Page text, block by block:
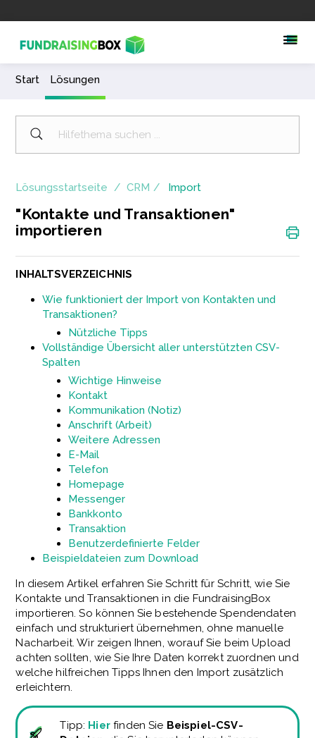
Start Lösungen
Lösungsstartseite CRM Import
"Kontakte und Transaktionen"
importieren
INHALTSVERZEICHNIS
Wie funktioniert der Import von Kontakten und
Transaktionen?
Nützliche Tipps
Vollständige Übersicht aller unterstützten CSV-
Spalten
Wichtige Hinweise
Kontakt
Kommunikation (Notiz)
Anschrift (Arbeit)
Weitere Adressen
E-Mail
Telefon
Homepage
Messenger
Bankkonto
Transaktion
Benutzerdefinierte Felder
Beispieldateien zum Download
In diesem Artikel erfahren Sie Schritt für Schritt, wie Sie
Kontakte und Transaktionen in die FundraisingBox
importieren. So können Sie bestehende Spendendaten
einfach und strukturiert übernehmen, ohne manuelle
Nacharbeit. Wir zeigen Ihnen, worauf Sie beim Upload
achten sollten, wie Sie Ihre Daten korrekt zuordnen und
welche hilfreichen Tipps Ihnen den Import zusätzlich
erleichtern.
Tipp: Hierfinden Sie Beispiel-CSV-